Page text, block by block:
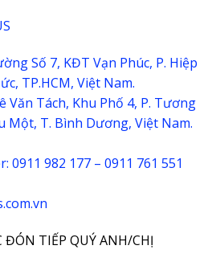
Số 7, KĐT Vạn Phúc, P. Hiệp
TP.HCM, Việt Nam.
Văn Tách, Khu Phố 4, P. Tương
Một, T. Bình Dương, Việt Nam.
0911 982 177 – 0911 761 551
TIẾP QUÝ ANH/CHỊ